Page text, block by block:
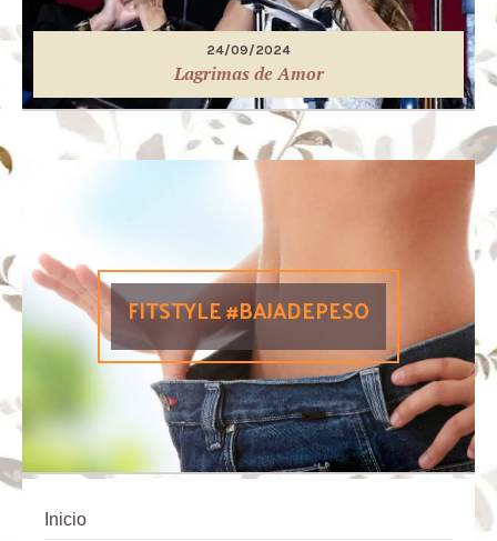
24/09/2024
Lagrimas de Amor
FITSTYLE #BAJADEPESO
Inicio